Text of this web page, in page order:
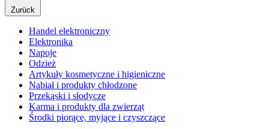
Zurück
Handel elektroniczny
Elektronika
Napoje
Odzież
Artykuły kosmetyczne i higieniczne
Nabiał i produkty chłodzone
Przekąski i słodycze
Karma i produkty dla zwierząt
Środki piorące, myjące i czyszczące